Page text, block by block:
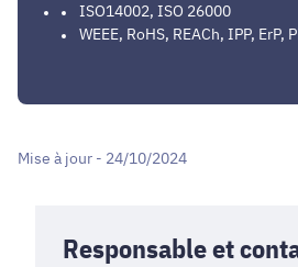
ISO14002, ISO 26000
WEEE, RoHS, REACh, IPP, ErP,
Mise à jour - 24/10/2024
Responsable et